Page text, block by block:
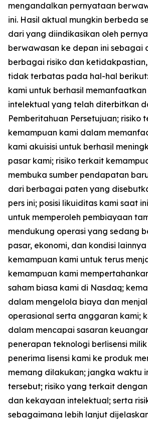
mengandalkan pernyataan
ini. Hasil aktual mungkin berbeda
dari yang diindikasikan oleh
berwawasan ke depan ini sebagai
berbagai risiko dan
tidak terbatas pada hal-hal
kami untuk berhasil
intelektual yang telah diterbitkan
Pemberitahuan Persetujuan; risiko
kemampuan kami dalam
kami akuisisi untuk berhasil
pasar kami; risiko terkait
membuka sumber pendapatan
dari berbagai paten yang
pers ini; posisi likuiditas kami saat
untuk memperoleh pembiayaan
mendukung operasi yang sedang
pasar, ekonomi, dan kondisi
kemampuan kami untuk terus
kemampuan kami
saham biasa kami di Nasdaq;
dalam mengelola biaya dan
operasional serta anggaran kami;
dalam mencapai sasaran
penerapan teknologi berlisensi
penerima lisensi kami ke produk
memang dilakukan; jangka waktu
tersebut; risiko yang terkait
dan kekayaan intelektual; serta
sebagaimana lebih lanjut